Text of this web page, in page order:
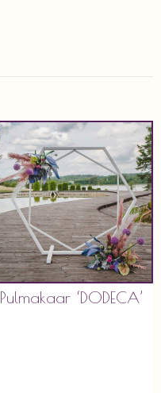
Pulmakaar ‘DODECA’